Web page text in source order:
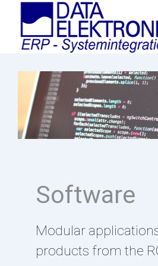
Software
Modular
products from the